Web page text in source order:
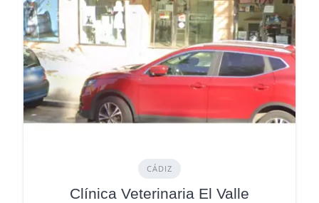
CÁDIZ
Clínica Veterinaria El Valle